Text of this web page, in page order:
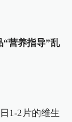
“营养指导”乱
1-2片的维生